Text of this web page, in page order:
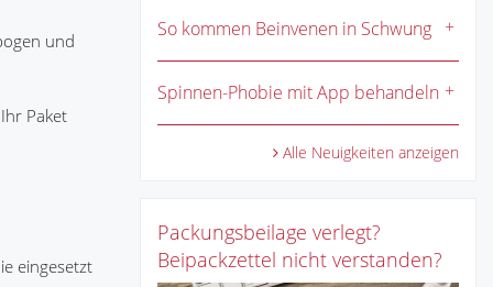
und
Paket
eingesetzt
So kommen Beinvenen in Schwung
Spinnen-Phobie mit App behandeln
Alle Neuigkeiten anzeigen
Packungsbeilage verlegt?
Beipackzettel nicht verstanden?